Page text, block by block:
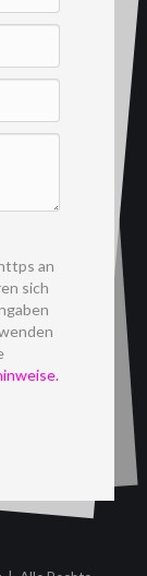
an
sich